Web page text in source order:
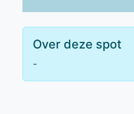
Over deze spot
-